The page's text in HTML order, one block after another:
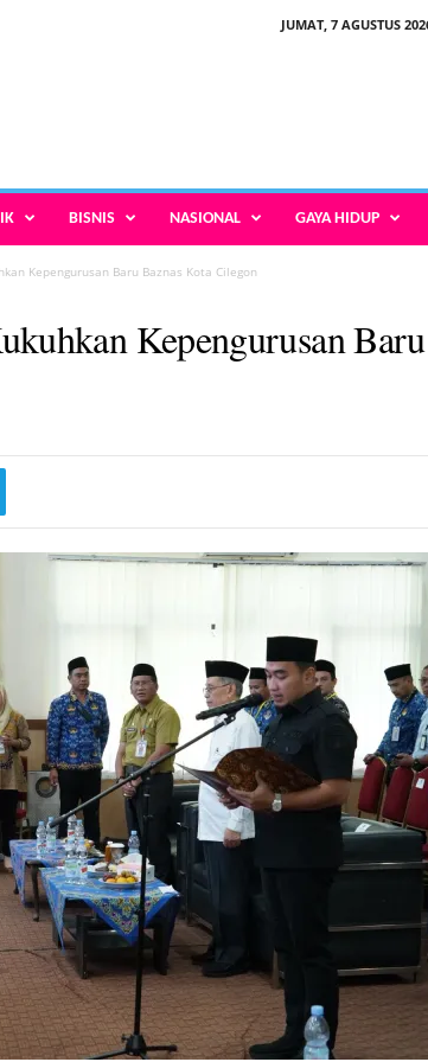
JUMAT, 7 AGUSTUS
BISNIS NASIONAL GAYA HIDUP
Kepengurusan Baru Baznas Kota Cilegon
Kepengurusan Baru